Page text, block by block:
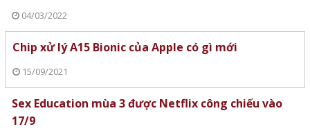
04/03/2022
Chip xử lý A15 Bionic của Apple có gì mới
15/09/2021
Sex Education mùa 3 được Netflix công chiếu vào
17/9